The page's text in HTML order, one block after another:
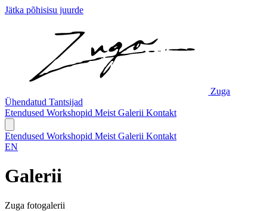
Jätka põhisisu juurde
Zuga
Ühendatud Tantsijad
Etendused Workshopid Meist Galerii Kontakt
Etendused Workshopid Meist Galerii Kontakt
EN
Galerii
Zuga fotogalerii